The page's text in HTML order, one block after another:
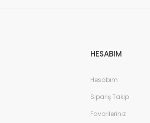
HESABIM
Hesabım
Sipariş Takip
Favorileriniz